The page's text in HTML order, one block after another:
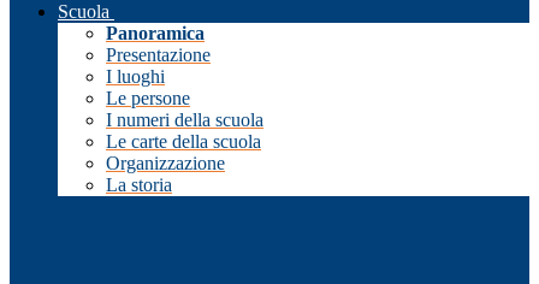
Scuola
Panoramica
Presentazione
I luoghi
Le persone
I numeri della scuola
Le carte della scuola
Organizzazione
La storia